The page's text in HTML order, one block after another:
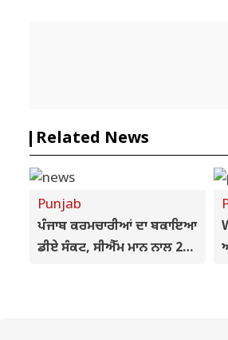
Related News
Punjab
ਪੰਜਾਬ ਕਰਮਚਾਰੀਆਂ ਦਾ ਬਕਾਇਆ
ਡੀਏ ਸੰਕਟ, ਸੀਐੱਮ ਮਾਨ ਨਾਲ 27